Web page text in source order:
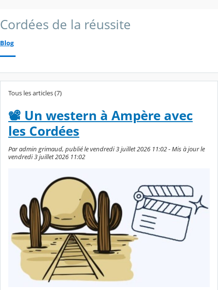
Cordées de la réussite
Blog
Tous les articles (7)
📽️ Un western à Ampère avec
les Cordées
Par admin grimaud, publié le vendredi 3 juillet 2026 11:02 - Mis à jour le
vendredi 3 juillet 2026 11:02